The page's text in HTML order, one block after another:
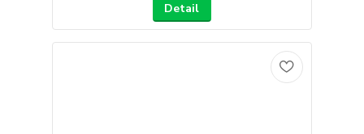
Detail